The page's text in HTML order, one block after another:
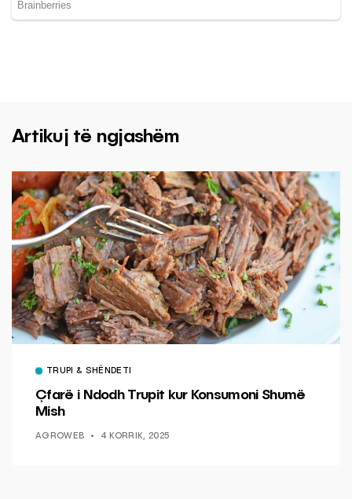
Artikuj të ngjashëm
TRUPI & SHËNDETI
Çfarë i Ndodh Trupit kur Konsumoni Shumë
Mish
AGROWEB 4 KORRIK, 2025